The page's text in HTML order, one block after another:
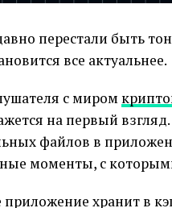
перестали быть
все актуальнее.
с миром
на первый
файлов в
моменты, с
приложение хранит в